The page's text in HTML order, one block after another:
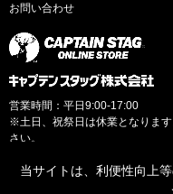
お問い合わせ
営業時間：平日9:00-17:00
※土日、祝祭日は休業となりま
さい。
当サイトは、利便性向上